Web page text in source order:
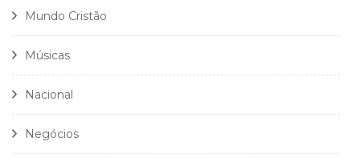
Mundo Cristão
Músicas
Nacional
Negócios